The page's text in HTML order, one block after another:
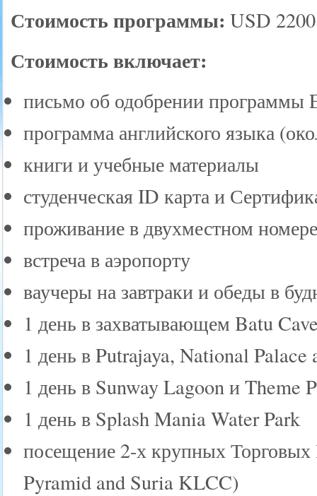
Стоимость программы: USD 2200
Стоимость включает:
письмо об одобрении программы
программа английского языка
книги и учебные материалы
студенческая ID карта и
проживание в двухместном
встреча в аэропорту
ваучеры на завтраки и обеды в
1 день в захватывающем Batu
1 день в Putrajaya, National
1 день в Sunway Lagoon и Theme
1 день в Splash Mania Water Park
посещение 2-х крупных
Pyramid and Suria KLCC)